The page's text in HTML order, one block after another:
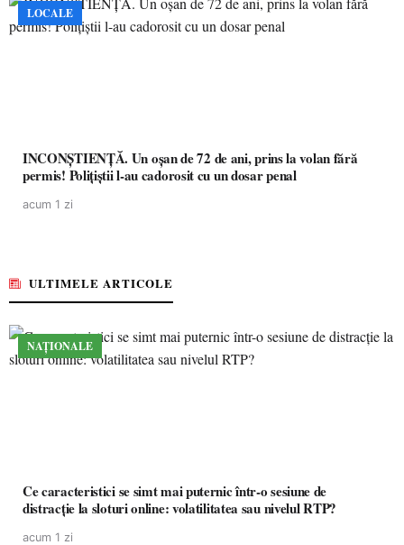
LOCALE
INCONȘTIENȚĂ. Un oșan de 72 de ani, prins la volan fără
permis! Polițiștii l-au cadorosit cu un dosar penal
acum 1 zi
ULTIMELE ARTICOLE
NAȚIONALE
Ce caracteristici se simt mai puternic într-o sesiune de
distracție la sloturi online: volatilitatea sau nivelul RTP?
acum 1 zi